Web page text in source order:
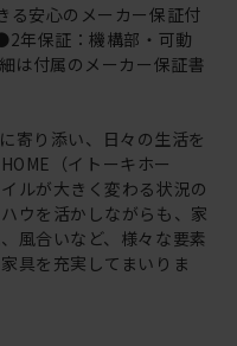
る安心のメーカー保証付
年保証：機構部・可動
属のメーカー保証書
寄り添い、日々の生活を
（イトーキホー
ルが大きく変わる状況の
ウを活かしながらも、家
風合いなど、様々な要素
具を充実してまいりま